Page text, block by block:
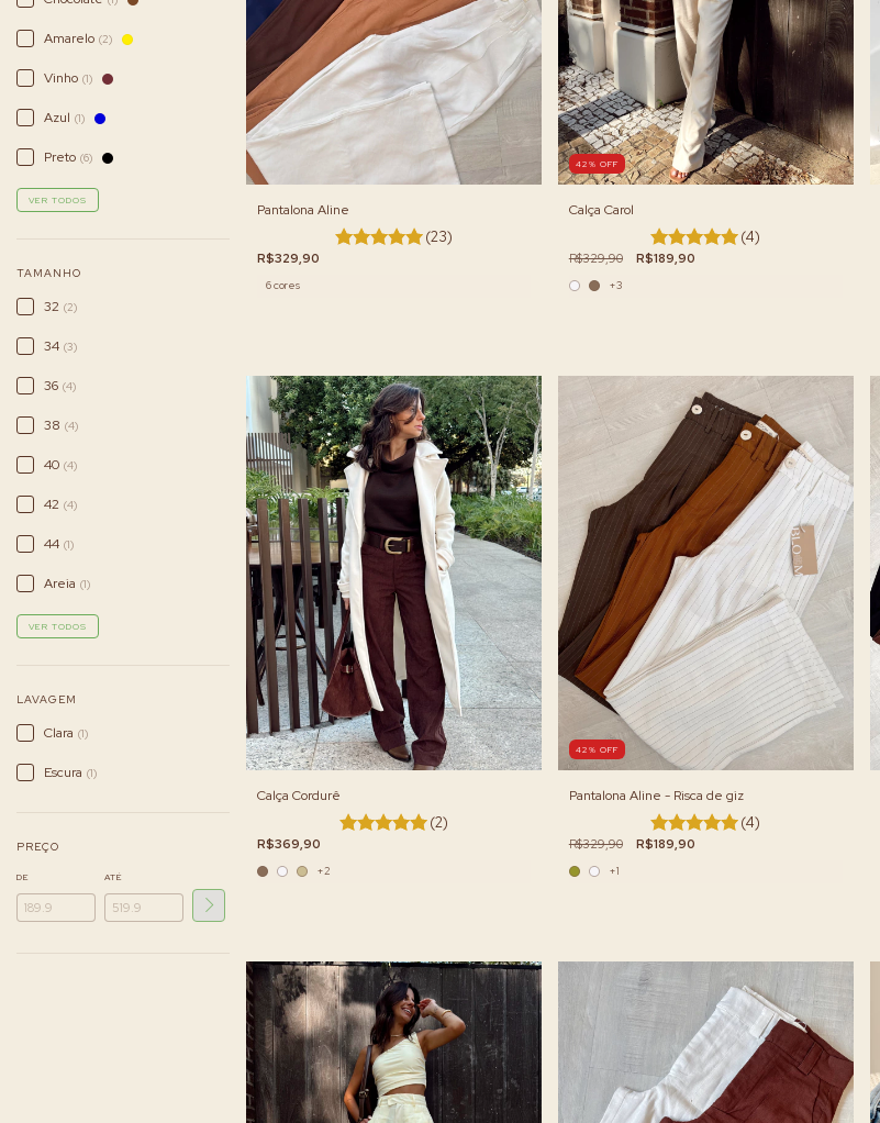
Amarelo (2)
Vinho (1)
Azul (1)
Preto (6)
VER TODOS
TAMANHO
32 (2)
34 (3)
36 (4)
38 (4)
40 (4)
42 (4)
44 (1)
Areia (1)
VER TODOS
LAVAGEM
Clara (1)
Escura (1)
PREÇO
DE ATÉ
Pantalona Aline
(23)
R$329,90
6 cores
42 % OFF
Calça Carol
(4)
R$329,90 R$189,90
+3
Calça Cordurê
(2)
R$369,90
+2
42 % OFF
Pantalona Aline - Risca de giz
(4)
R$329,90 R$189,90
+1